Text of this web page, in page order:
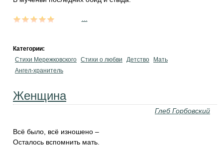
Категории:
Стихи Мережковского Стихи о любви Детство
Мать
Ангел-хранитель
Женщина
Глеб Горбовский
Всё было, всё изношено –
Осталось вспомнить мать.